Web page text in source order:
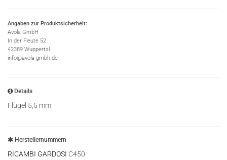
Angaben zur Produktsicherheit:
Avola GmbH
In der Fleute 52
42389 Wuppertal
info@avola-gmbh.de
Details
Flügel 5,5 mm
Herstellernummern
RICAMBI GARDOSI C450